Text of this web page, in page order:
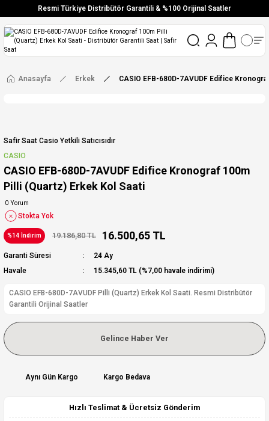
Resmi Türkiye Distribütör Garantili & %100 Orijinal Saatler
Vade Farksız 6 Taksit
Aynı Gün Stoktan Gönderim
Ücretsiz Kargo
Anasayfa Erkek CASIO EFB-680D-7AVUDF Edifice
Safir Saat Casio Yetkili Satıcısıdır
CASIO
CASIO EFB-680D-7AVUDF Edifice Kronograf 100m
Pilli (Quartz) Erkek Kol Saati
0 Yorum
Stokta Yok
%14 İndirim 19.186,80 TL 16.500,65 TL
Garanti Süresi
24 Ay
Havale
15.345,60 TL (%7,00 havale indirimi)
CASIO EFB-680D-7AVUDF Pilli (Quartz) Erkek Kol Saati. Resmi Distribütör
Garantili Orijinal Saatler
Gelince Haber Ver
Aynı Gün Kargo Kargo Bedava
Hızlı Teslimat & Ücretsiz Gönderim